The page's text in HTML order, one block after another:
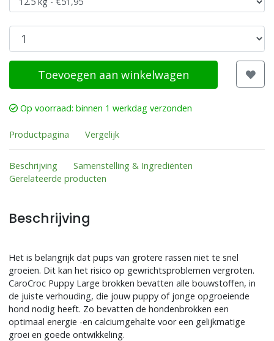
Toevoegen aan winkelwagen
Op voorraad: binnen 1 werkdag verzonden
Productpagina Vergelijk
Beschrijving
Samenstelling & Ingrediënten
Gerelateerde producten
Beschrijving
Het is belangrijk dat pups van grotere rassen niet te snel
groeien. Dit kan het risico op gewrichtsproblemen vergroten.
CaroCroc Puppy Large brokken bevatten alle bouwstoffen, in
de juiste verhouding, die jouw puppy of jonge opgroeiende
hond nodig heeft. Zo bevatten de hondenbrokken een
optimaal energie -en calciumgehalte voor een gelijkmatige
groei en goede ontwikkeling.